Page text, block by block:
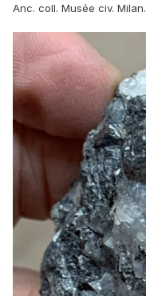
Anc. coll. Musée civ. Milan.